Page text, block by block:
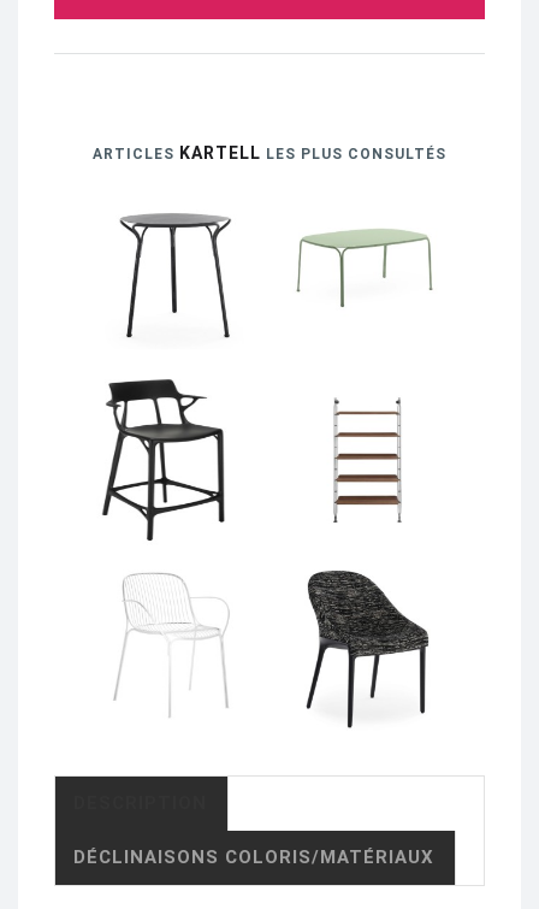
ARTICLES KARTELL LES PLUS CONSULTÉS
DÉCLINAISONS COLORIS/MATÉRIAUX